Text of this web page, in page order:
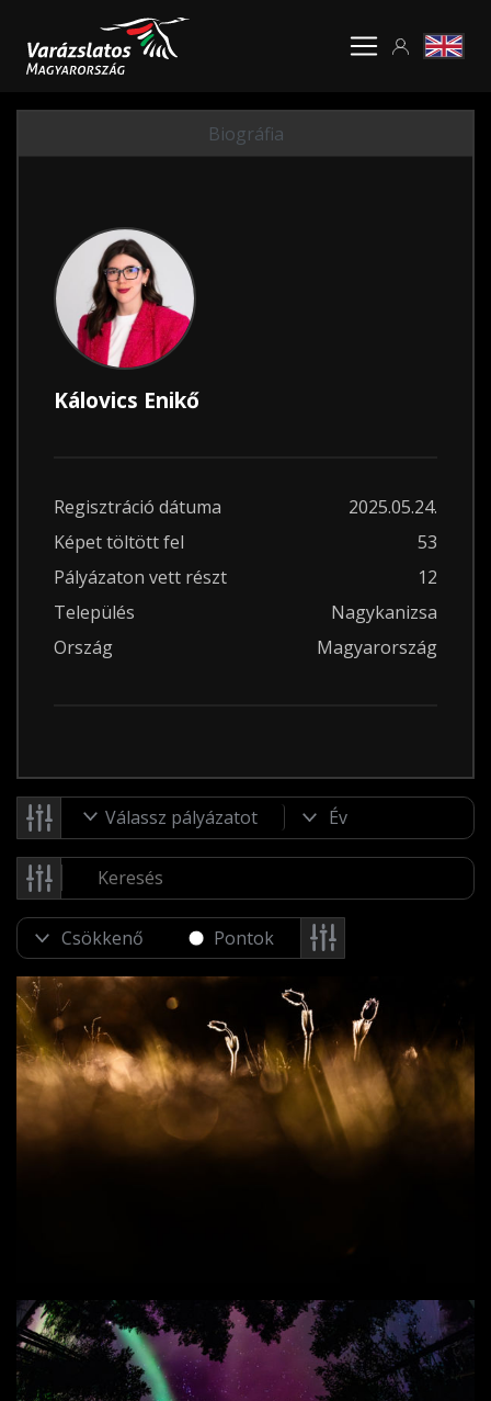
Biográfia
Kálovics Enikő
Regisztráció dátuma
2025.05.24.
Képet töltött fel
53
Pályázaton vett részt
12
Település
Nagykanizsa
Ország
Magyarország
Válassz pályázatot
Pontok